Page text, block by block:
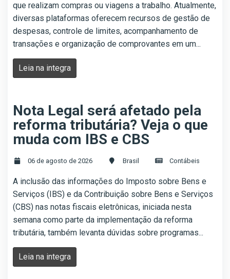
que realizam compras ou viagens a trabalho. Atualmente,
diversas plataformas oferecem recursos de gestão de
despesas, controle de limites, acompanhamento de
transações e organização de comprovantes em um...
Leia na integra
Nota Legal será afetado pela
reforma tributária? Veja o que
muda com IBS e CBS
06 de agosto de 2026 Brasil Contábeis
A inclusão das informações do Imposto sobre Bens e
Serviços (IBS) e da Contribuição sobre Bens e Serviços
(CBS) nas notas fiscais eletrônicas, iniciada nesta
semana como parte da implementação da reforma
tributária, também levanta dúvidas sobre programas...
Leia na integra